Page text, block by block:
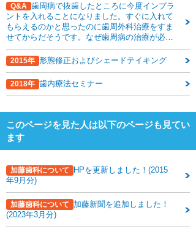
Q&A
歯周病で抜歯したところに今度インプラ
ントを入れることになりました。すぐに入れて
もらえるのかと思ったのに歯周外科治療をすま
せてからだそうです。なぜ歯周病の治療が必要
なのでしょうか？
2015年 形態修正およびシェードテイキング
2018年 歯内療法セミナー
このページを見た人は以下のページも見てい
ます
加藤歯科について
HPを更新しました！(2015
年9月分)
加藤歯科について
加藤新聞を追加しました！
(2023年3月分)
加藤歯科ブログ
下関観光ガイド
年賀状・暑中お見舞い